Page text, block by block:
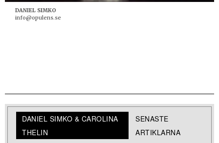
DANIEL SIMKO
info@opulens.se
DANIEL SIMKO & CAROLINA
THELIN
SENASTE
ARTIKLARNA